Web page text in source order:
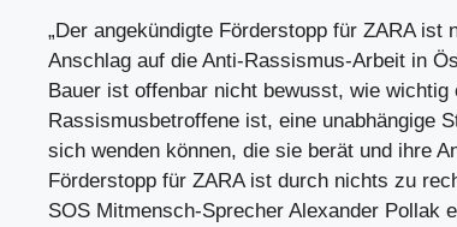
„Der angekündigte Förderstopp für ZARA ist
Anschlag auf die Anti-Rassismus-Arbeit in
Bauer ist offenbar nicht bewusst, wie wichtig
Rassismusbetroffene ist, eine unabhängige
sich wenden können, die sie berät und ihre
Förderstopp für ZARA ist durch nichts zu
SOS Mitmensch-Sprecher Alexander Pollak